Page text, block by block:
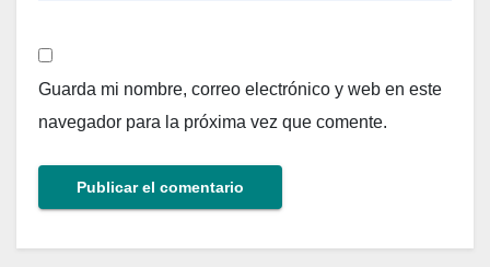
Guarda mi nombre, correo electrónico y web en este
navegador para la próxima vez que comente.